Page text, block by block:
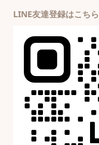
LINE友達登録はこちら